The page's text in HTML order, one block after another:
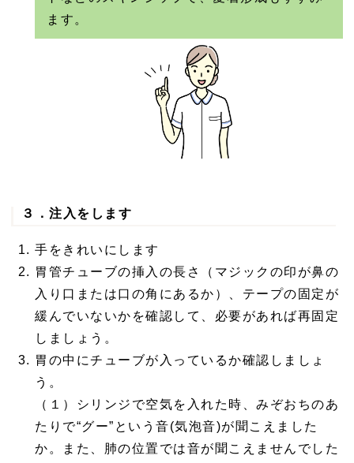
ます。
３．注入をします
手をきれいにします
胃管チューブの挿入の長さ（マジックの印が鼻の
入り口または口の角にあるか）、テープの固定が
緩んでいないかを確認して、必要があれば再固定
しましょう。
胃の中にチューブが入っているか確認しましょ
う。
（１）シリンジで空気を入れた時、みぞおちのあ
たりで“グー”という音(気泡音)が聞こえました
か。また、肺の位置では音が聞こえませんでした